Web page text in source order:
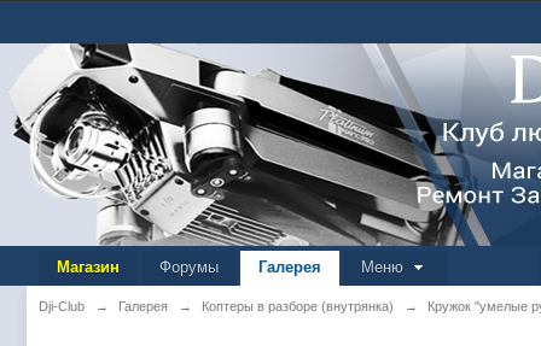
Магазин Форумы Галерея Меню
Dji-Club → Галерея → Коптеры в разборе (внутрянка) → Кружок "умелые